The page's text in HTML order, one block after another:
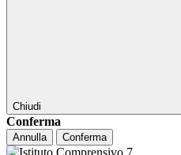
Chiudi
Conferma
Annulla Conferma